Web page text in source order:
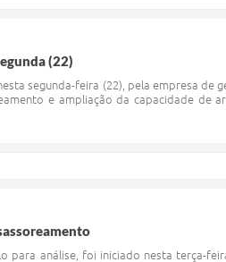
(22)
segunda-feira (22), pela empresa de
e ampliação da capacidade de
para análise, foi iniciado nesta terça-